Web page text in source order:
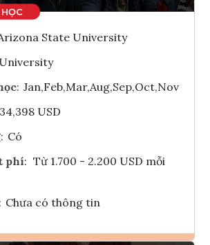
State University
University
: Jan,Feb,Mar,Aug,Sep,Oct,Nov
34,398 USD
: Có
phí: Từ 1.700 - 2.200 USD mỗi
Chưa có thông tin